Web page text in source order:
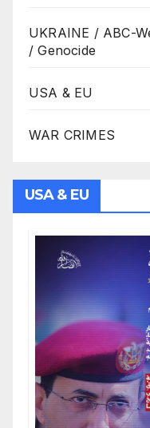
UKRAINE / ABC-
/ Genocide
USA & EU
WAR CRIMES
USA & EU